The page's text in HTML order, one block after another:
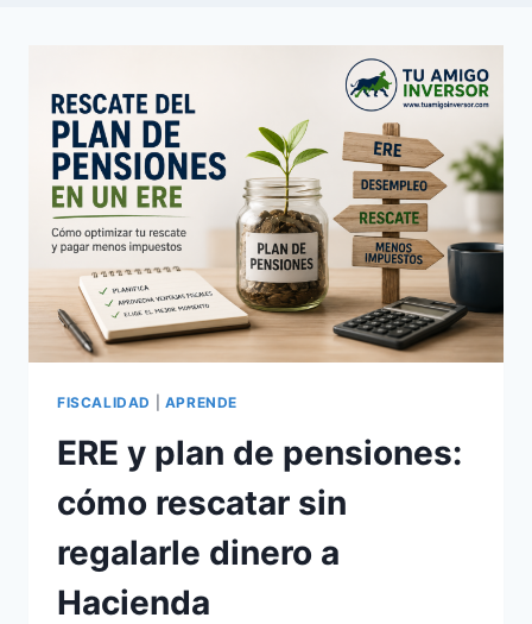
FISCALIDAD APRENDE
ERE y plan de pensiones:
cómo rescatar sin
regalarle dinero a
Hacienda